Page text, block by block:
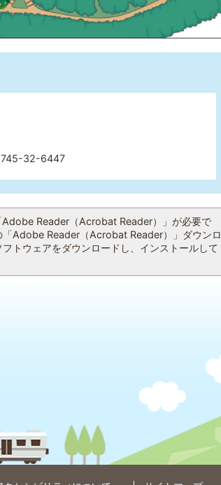
32-6447
Adobe Reader（Acrobat Reader）」が必要で
「Adobe Reader（Acrobat Reader）」ダウンロ
トウェアをダウンロードし、インストールして